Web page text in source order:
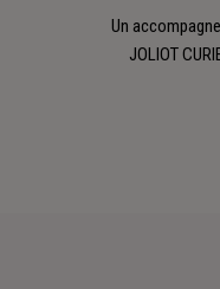
Un
JOLIOT